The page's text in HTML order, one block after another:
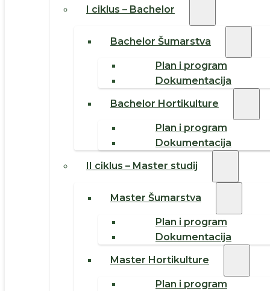
I ciklus – Bachelor
Bachelor Šumarstva
Plan i program
Dokumentacija
Bachelor Hortikulture
Plan i program
Dokumentacija
II ciklus – Master studij
Master Šumarstva
Plan i program
Dokumentacija
Master Hortikulture
Plan i program